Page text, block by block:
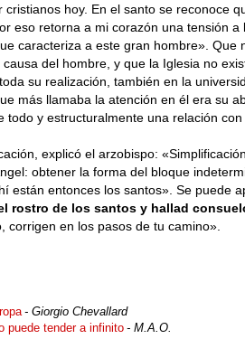
hoy. En el santo se reconoce
eso retorna a mi corazón una tensión a
caracteriza a este gran hombre». Que
del hombre, y que la Iglesia no
su realización, también en la
más llamaba la atención en él era su
y estructuralmente una relación con
explicó el arzobispo:
obtener la forma del bloque
están entonces los santos». Se puede
rostro de los santos y hallad
corrigen en los pasos de tu camino».
- Giorgio Chevallard
puede tender a infinito- M.A.O.